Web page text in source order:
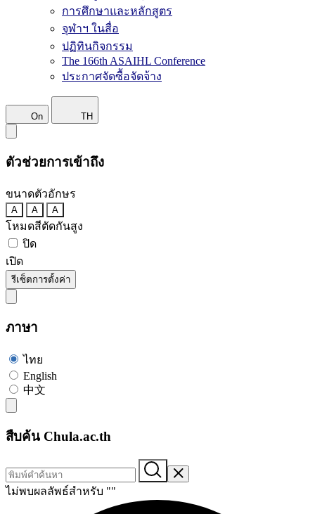
การศึกษาและหลักสูตร
จุฬาฯ ในสื่อ
ปฏิทินกิจกรรม
The 166th ASAIHL Conference
ประกาศจัดซื้อจัดจ้าง
On TH
ตัวช่วยการเข้าถึง
ขนาดตัวอักษร
A A A
โหมดสีตัดกันสูง
ปิด
เปิด
รีเซ็ตการตั้งค่า
ภาษา
ไทย
English
中文
สืบค้น Chula.ac.th
ไม่พบผลลัพธ์สำหรับ ""